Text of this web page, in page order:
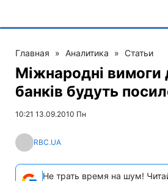
Главная » Аналитика » Статьи
Міжнародні вимоги
банків будуть
10:21 13.09.2010 Пн
RBC.UA
Не трать время на шум!